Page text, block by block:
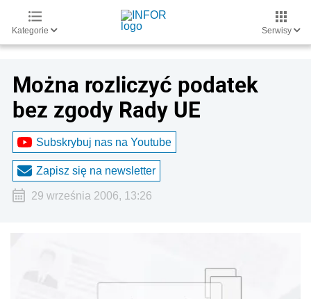
Kategorie Serwisy
Można rozliczyć podatek
bez zgody Rady UE
Subskrybuj nas na Youtube
Zapisz się na newsletter
29 września 2006, 13:26